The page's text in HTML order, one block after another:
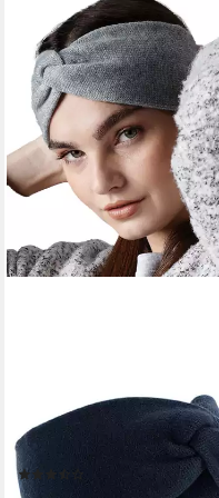
Stirnband für Damen /
Frauen / Teenager aus
doppellagigem Strick